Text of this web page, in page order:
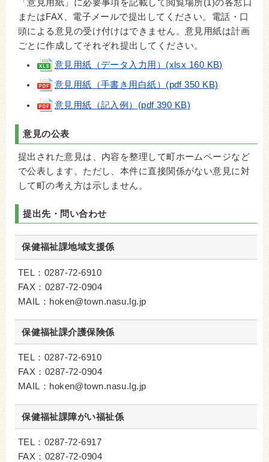
「意見用紙」に必要事項を記載して閲覧場所(1)の各窓口
またはFAX、電子メールで提出してください。電話・口
頭による意見の受け付けはできません。意見用紙は計画
ごとに作成してそれぞれ提出してください。
意見用紙（データ入力用）(xlsx 160 KB)
意見用紙（手書き用白紙）(pdf 350 KB)
意見用紙（記入例） (pdf 390 KB)
意見の公表
提出された意見は、内容を整理して町ホームページなど
で公表します。ただし、 本件に直接関係がない意見に対
して町の考え方は示しません。
提出先・問い合わせ
保健福祉課地域支援係
TEL：0287-72-6910
FAX：0287-72-0904
MAIL：hoken@town.nasu.lg.jp
保健福祉課介護保険係
TEL：0287-72-6910
FAX：0287-72-0904
MAIL：hoken@town.nasu.lg.jp
保健福祉課障がい福祉係
TEL：0287-72-6917
FAX：0287-72-0904